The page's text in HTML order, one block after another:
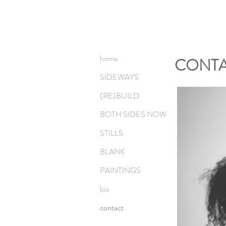
home
SIDEWAYS
(RE)BUILD
BOTH SIDES NOW
STILLS
BLANK
PAINTINGS
bio
contact